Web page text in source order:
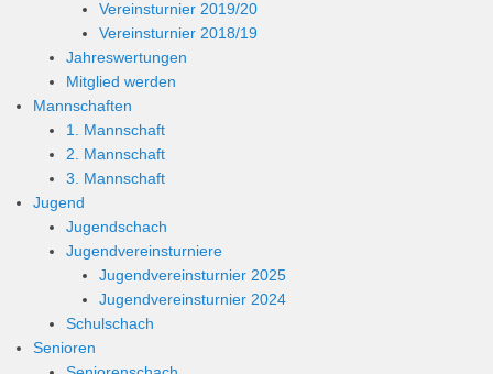
Vereinsturnier 2019/20
Vereinsturnier 2018/19
Jahreswertungen
Mitglied werden
Mannschaften
1. Mannschaft
2. Mannschaft
3. Mannschaft
Jugend
Jugendschach
Jugendvereinsturniere
Jugendvereinsturnier 2025
Jugendvereinsturnier 2024
Schulschach
Senioren